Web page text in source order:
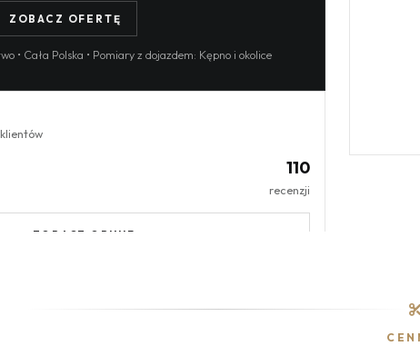
ZOBACZ OFERTĘ
• Cała Polska • Pomiary z dojazdem: Kępno i okolice
110
recenzji
ZOBACZ OPINIE